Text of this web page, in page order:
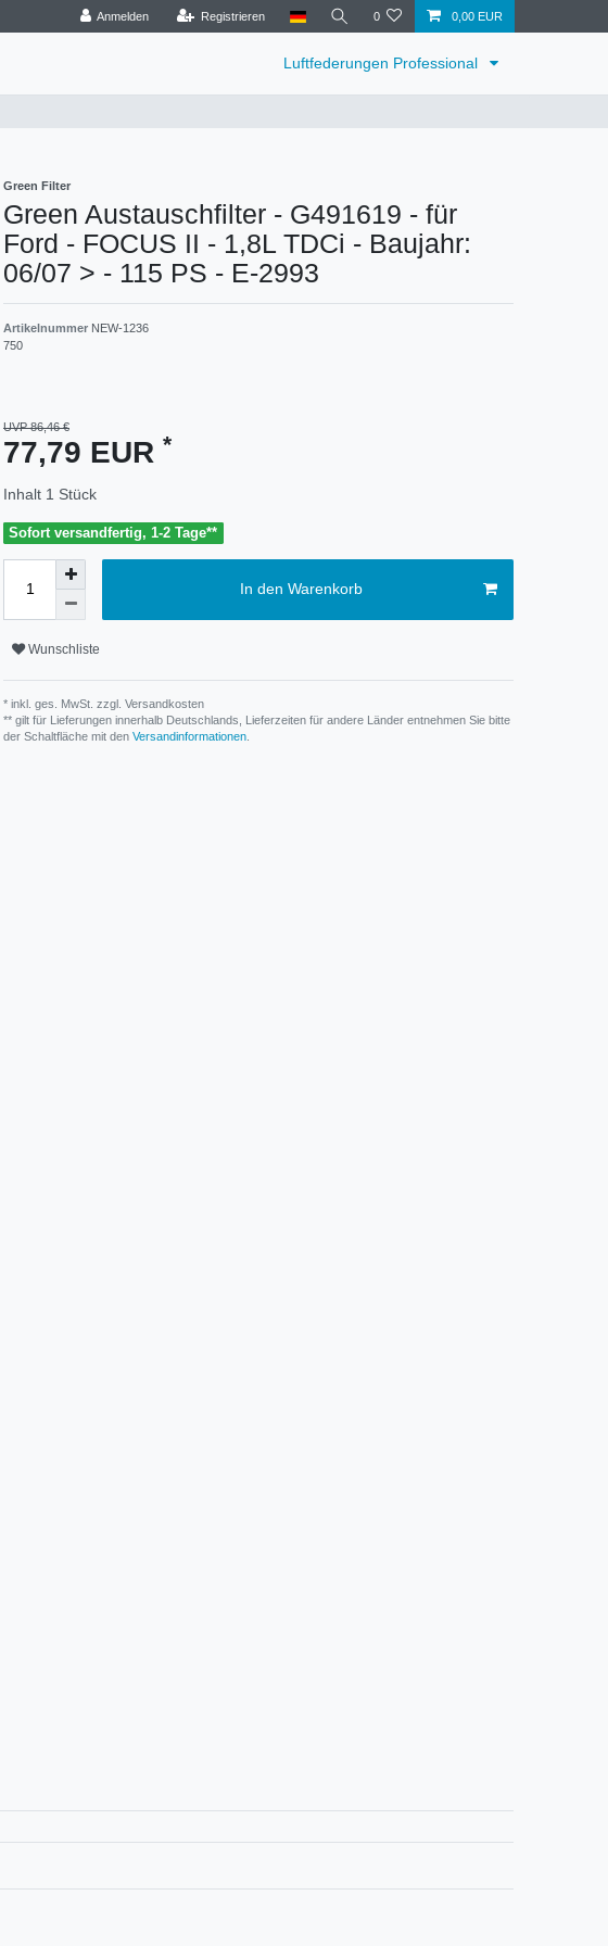
Anmelden Registrieren 0 0,00 EUR
Luftfederungen Professional
Green Filter
Green Austauschfilter - G491619 - für
Ford - FOCUS II - 1,8L TDCi - Baujahr:
06/07 > - 115 PS - E-2993
Artikelnummer NEW-1236
750
UVP 86,46 €
77,79 EUR *
Inhalt 1 Stück
Sofort versandfertig, 1-2 Tage**
In den Warenkorb
Wunschliste
* inkl. ges. MwSt. zzgl. Versandkosten
** gilt für Lieferungen innerhalb Deutschlands, Lieferzeiten für andere Länder entnehmen Sie bitte
der Schaltfläche mit den Versandinformationen